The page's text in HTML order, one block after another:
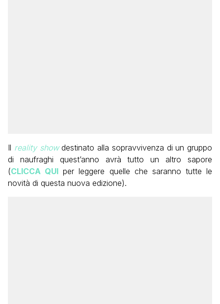
Il reality showdestinato alla sopravvivenza di un gruppo
di naufraghi quest’anno avrà tutto un altro sapore
(CLICCA QUI per leggere quelle che saranno tutte le
novità di questa nuova edizione).